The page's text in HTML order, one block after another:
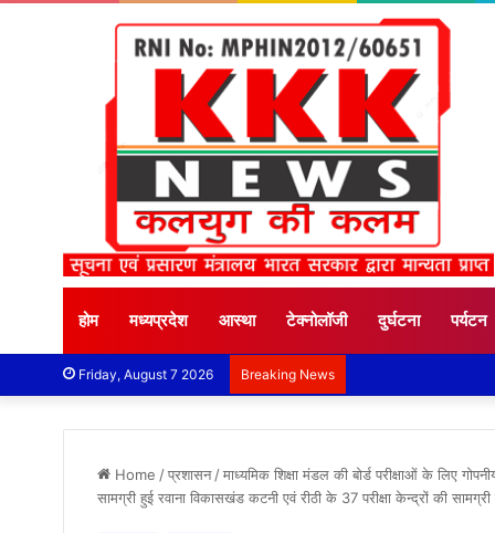
होम मध्यप्रदेश आस्था टेक्नोलॉजी दुर्घटना पर्यटन
Friday, August 7 2026 Breaking News
Home /प्रशासन /माध्यमिक शिक्षा मंडल की बोर्ड परीक्षाओं के लिए
सामग्री हुई रवाना विकासखंड कटनी एवं रीठी के 37 परीक्षा केन्द्रों की